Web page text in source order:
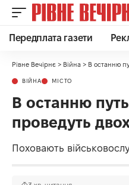
Передплата газети
Рівне Вечірнє > Війна > В останню
ВІЙНА МІСТО
В останню
проведуть двох
Поховають